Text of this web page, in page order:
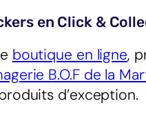
en Click &
boutique en ligne,
B.O.F de la
d’exception.